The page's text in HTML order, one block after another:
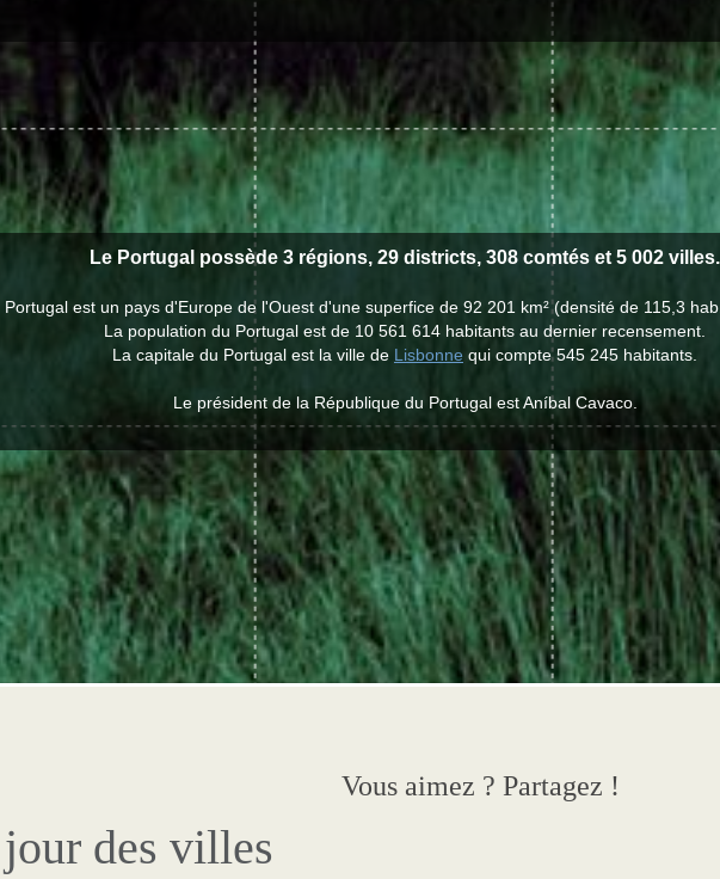
Le Portugal possède 3 régions, 29 districts, 308 comtés et 5 002 villes.
Portugal est un pays d'Europe de l'Ouest d'une superfice de 92 201 km² (densité de 115,3
La population du Portugal est de 10 561 614 habitants au dernier recensement.
La capitale du Portugal est la ville de Lisbonne qui compte 545 245 habitants.
Le président de la République du Portugal est Aníbal Cavaco.
Vous aimez ? Partagez !
des villes